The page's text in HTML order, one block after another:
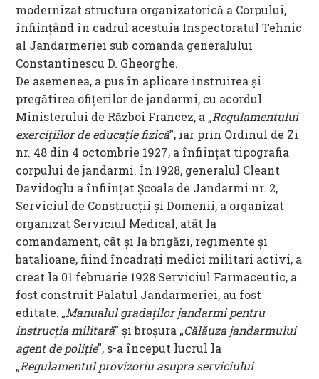
modernizat structura organizatorică a Corpului,
înfiinţând în cadrul acestuia Inspectoratul Tehnic
al Jandarmeriei sub comanda generalului
Constantinescu D. Gheorghe.
De asemenea, a pus în aplicare instruirea şi
pregătirea ofiţerilor de jandarmi, cu acordul
Ministerului de Război Francez, a „Regulamentului
exerciţiilor de educaţie fizică”, iar prin Ordinul de Zi
nr. 48 din 4 octombrie 1927, a înfiinţat tipografia
corpului de jandarmi. În 1928, generalul Cleant
Davidoglu a înfiinţat Şcoala de Jandarmi nr. 2,
Serviciul de Construcţii şi Domenii, a organizat
organizat Serviciul Medical, atât la
comandament, cât şi la brigăzi, regimente şi
batalioane, fiind încadraţi medici militari activi, a
creat la 01 februarie 1928 Serviciul Farmaceutic, a
fost construit Palatul Jandarmeriei, au fost
editate: „Manualul gradaţilor jandarmi pentru
instrucţia militară” şi broşura „Călăuza jandarmului
agent de poliţie”, s-a început lucrul la
„Regulamentul provizoriu asupra serviciului